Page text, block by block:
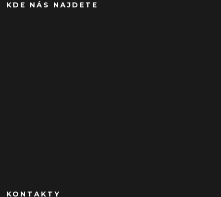
KDE NÁS NAJDETE
KONTAKTY